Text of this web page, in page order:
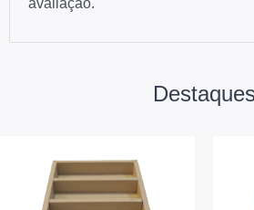
Destaques